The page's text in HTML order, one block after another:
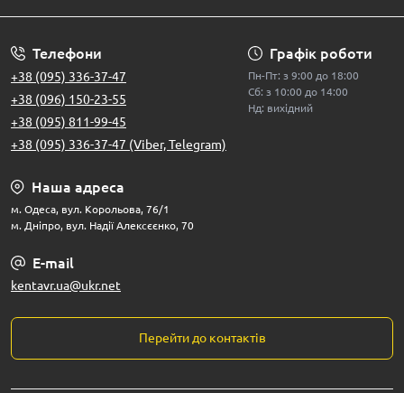
Телефони
+38 (095) 336-37-47
+38 (096) 150-23-55
+38 (095) 811-99-45
+38 (095) 336-37-47 (Viber, Telegram)
Графік роботи
Пн-Пт: з 9:00 до 18:00
Сб: з 10:00 до 14:00
Нд: вихідний
Наша адреса
м. Одеса, вул. Корольова, 76/1
м. Дніпро, вул. Надії Алексєєнко, 70
E-mail
kentavr.ua@ukr.net
Перейти до контактів